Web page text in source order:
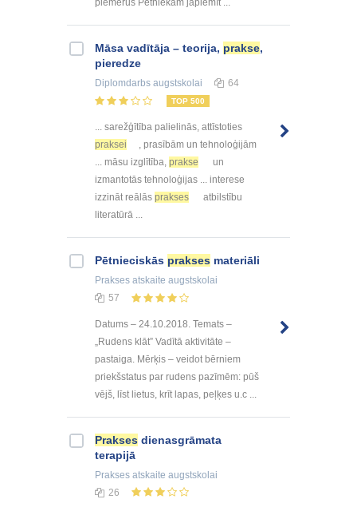
Māsa vadītāja – teorija, prakse,
pieredze
Diplomdarbs augstskolai 64
TOP 500
... sarežģītība palielinās, attīstoties
praksei
, prasībām un tehnoloģijām
... māsu izglītība, prakse
un
izmantotās tehnoloģijas ... interese
izzināt reālās prakses
atbilstību
literatūrā ...
Pētnieciskās prakses materiāli
Prakses atskaite augstskolai
57
Datums – 24.10.2018. Temats –
„Rudens klāt” Vadītā aktivitāte –
pastaiga. Mērķis – veidot bērniem
priekšstatus par rudens pazīmēm: pūš
vējš, līst lietus, krīt lapas, peļķes u.c ...
Prakses dienasgrāmata
terapijā
Prakses atskaite augstskolai
26